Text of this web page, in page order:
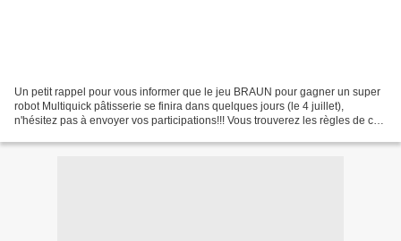
Un petit rappel pour vous informer que le jeu BRAUN pour gagner un super
robot Multiquick pâtisserie se finira dans quelques jours (le 4 juillet),
n'hésitez pas à envoyer vos participations!!! Vous trouverez les règles de ce